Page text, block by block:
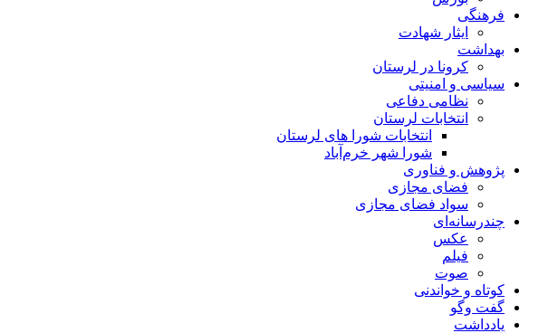
فرهنگی
ایثار شهادت
بهداشت
کرونا در لرستان
سیاسی و امنیتی
نظامی دفاعی
انتخابات لرستان
انتخابات شورا های لرستان
شورا شهر خرم‌آباد
پژوهش و فناوری
فضای مجازی
سواد فضای مجازی
چندرسانه‌ای
عكس
فیلم
صوت
کوتاه و خواندنی
گفت وگو
یادداشت